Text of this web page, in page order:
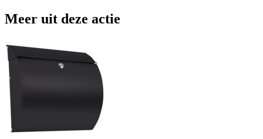
Meer uit deze actie